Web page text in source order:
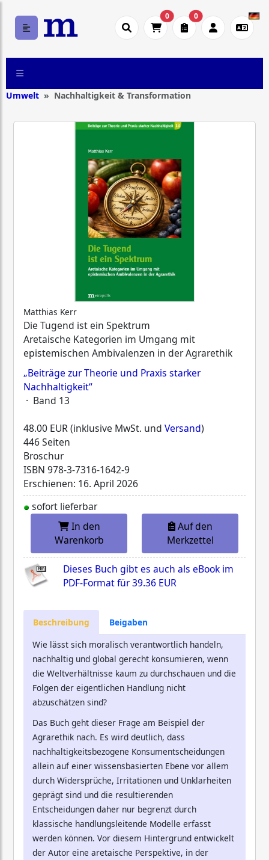
0 0
Umwelt Nachhaltigkeit & Transformation
Matthias Kerr
Die Tugend ist ein Spektrum
Aretaische Kategorien im Umgang mit
epistemischen Ambivalenzen in der Agrarethik
„Beiträge zur Theorie und Praxis starker
Nachhaltigkeit“
· Band 13
48.00 EUR (inklusive MwSt. und Versand)
446 Seiten
Broschur
ISBN 978-3-7316-1642-9
Erschienen: 16. April 2026
sofort lieferbar
In den
Warenkorb
Auf den
Merkzettel
Dieses Buch gibt es auch als eBook im
PDF-Format für39.36 EUR
Beschreibung
Beigaben
Wie lässt sich moralisch verantwortlich handeln,
nachhaltig und global gerecht konsumieren, wenn
die Weltverhältnisse kaum zu durchschauen und die
Folgen der eigentlichen Handlung nicht
abzuschätzen sind?
Das Buch geht dieser Frage am Beispiel der
Agrarethik nach. Es wird deutlich, dass
nachhaltigkeitsbezogene Konsumentscheidungen
allein auf einer wissensbasierten Ebene vor allem
durch Widersprüche, Irritationen und Unklarheiten
geprägt sind und die resultierenden
Entscheidungen daher nur begrenzt durch
klassische handlungsleitende Modelle erfasst
werden können. Vor diesem Hintergrund entwickelt
der Autor eine aretaische Perspektive, in der